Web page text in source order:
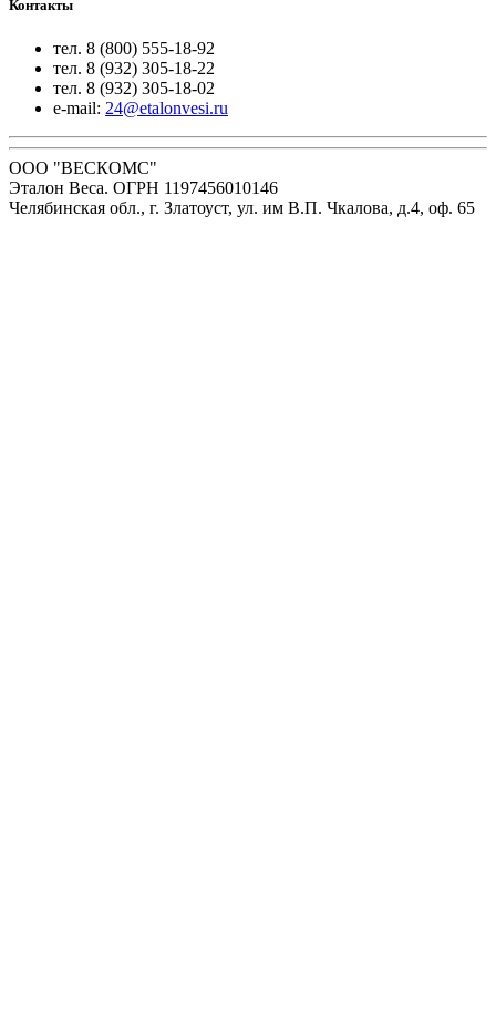
Контакты
тел. 8 (800) 555-18-92
тел. 8 (932) 305-18-22
тел. 8 (932) 305-18-02
e-mail: 24@etalonvesi.ru
ООО "ВЕСКОМС"
Эталон Веса. ОГРН 1197456010146
Челябинская обл., г. Златоуст, ул. им В.П. Чкалова, д.4, оф. 65